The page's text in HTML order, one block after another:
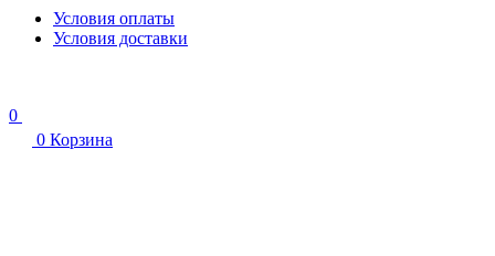
Условия оплаты
Условия доставки
0
0 Корзина